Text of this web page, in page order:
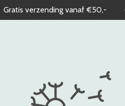
Gratis verzending vanaf €50,-